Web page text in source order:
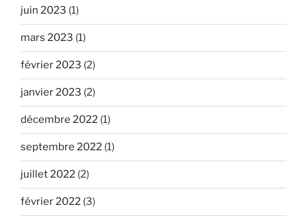
juin 2023 (1)
mars 2023 (1)
février 2023 (2)
janvier 2023 (2)
décembre 2022 (1)
septembre 2022 (1)
juillet 2022 (2)
février 2022 (3)